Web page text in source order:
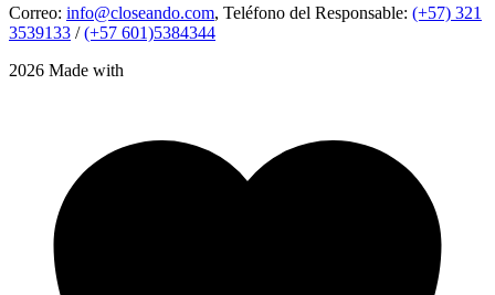
Correo: info@closeando.com, Teléfono del Responsable: (+57) 321
3539133 /(+57 601)5384344
2026 Made with